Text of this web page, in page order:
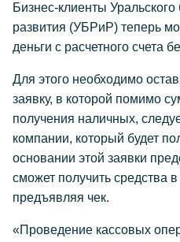
Бизнес-клиенты Уральского
развития (УБРиР) теперь
деньги с расчетного счета
Для этого необходимо
заявку, в которой помимо
получения наличных,
компании, который будет
основании этой заявки
сможет получить средства
предъявляя чек.
«Проведение кассовых